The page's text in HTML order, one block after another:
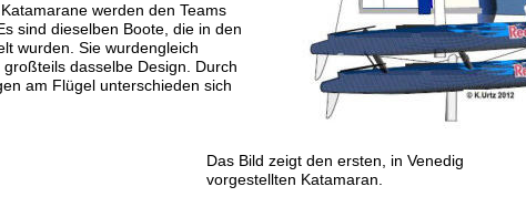
werden den Teams
sind dieselben Boote, die in den
wurden. Sie wurdengleich
dasselbe Design. Durch
am Flügel unterschieden sich
Das Bild zeigt den ersten, in Venedig
vorgestellten Katamaran.